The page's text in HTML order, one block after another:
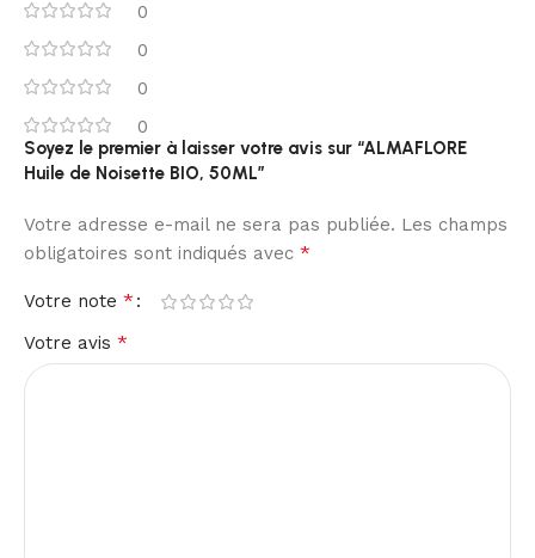
0
0
0
0
Soyez le premier à laisser votre avis sur “ALMAFLORE
Huile de Noisette BIO, 50ML”
Votre adresse e-mail ne sera pas publiée. Les champs
obligatoires sont indiqués avec *
Votre note *
Votre avis *